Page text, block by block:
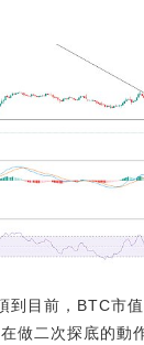
到目前，BTC市
做二次探底的動